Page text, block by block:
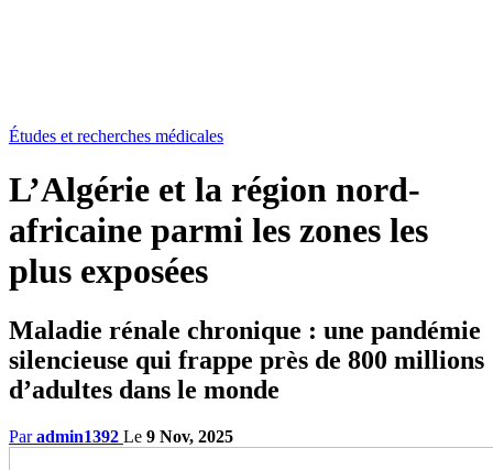
Études et recherches médicales
L’Algérie et la région nord-
africaine parmi les zones les
plus exposées
Maladie rénale chronique : une pandémie
silencieuse qui frappe près de 800 millions
d’adultes dans le monde
Paradmin1392 Le 9 Nov, 2025